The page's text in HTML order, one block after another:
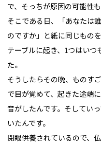
で、そっちが原因の可能性
そこである日、「あなたは
のですか」と紙に同じもの
テーブルに起き、1つはい
た。
そうしたらその晩、ものす
で目が覚めて、起きた途端
音がしたんです。そしてい
いたんです。
閉眼供養されているので、